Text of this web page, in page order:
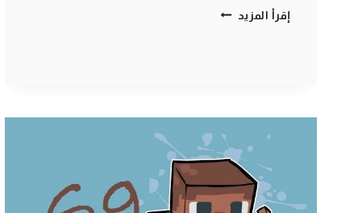
إقرأ المزيد ماين
MINECRAFT
D7OOMY999